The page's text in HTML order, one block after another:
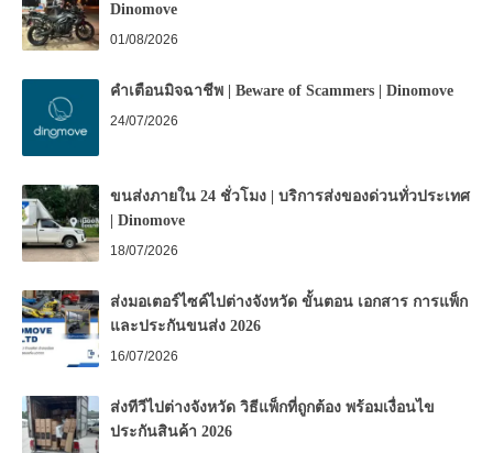
Dinomove
01/08/2026
คำเตือนมิจฉาชีพ | Beware of Scammers | Dinomove
24/07/2026
ขนส่งภายใน 24 ชั่วโมง | บริการส่งของด่วนทั่วประเทศ
| Dinomove
18/07/2026
ส่งมอเตอร์ไซค์ไปต่างจังหวัด ขั้นตอน เอกสาร การแพ็ก
และประกันขนส่ง 2026
16/07/2026
ส่งทีวีไปต่างจังหวัด วิธีแพ็กที่ถูกต้อง พร้อมเงื่อนไข
ประกันสินค้า 2026